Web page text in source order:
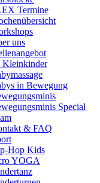
Termine
uns
Kleinkinder
in Bewegung
Special
& FAQ
Hop Kids
YOGA